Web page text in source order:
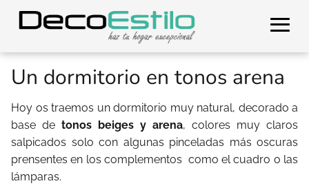
Un dormitorio en tonos arena
Hoy os traemos un dormitorio muy natural, decorado a
base de tonos beiges y arena, colores muy claros
salpicados solo con algunas pinceladas más oscuras
prensentes en los complementos como el cuadro o las
lámparas.